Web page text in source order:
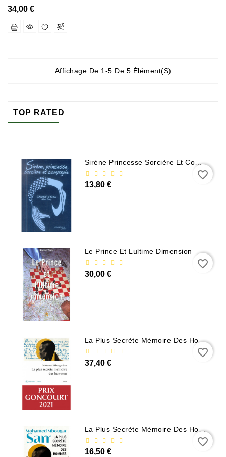
Sciences
Techniques
Contactez-
34,00 €
Affichage De 1-5 De 5 Élément(s)
TOP RATED
Sirène Princesse Sorcière Et Compagnie
13,80 €
favorite_border
Le Prince Et Lultime Dimension
30,00 €
favorite_border
La Plus Secrète Mémoire Des Hommes - Mohamed Mbougar Sarr
37,40 €
favorite_border
La Plus Secrète Mémoire Des Hommes - Mohamed Mbougar Sarr
16,50 €
favorite_border